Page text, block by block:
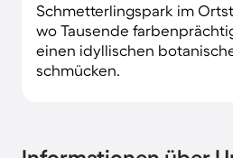
Schmetterlingspark im
wo Tausende
einen idyllischen
schmücken.